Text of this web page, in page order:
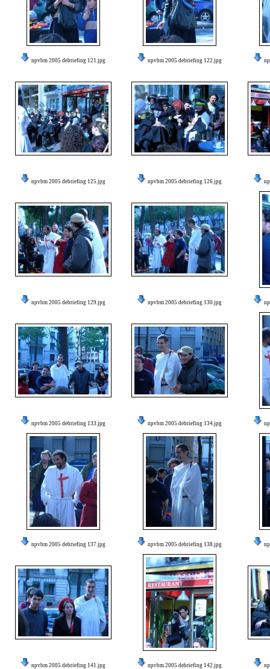
npvbm 2005 debriefing 121.jpg npvbm 2005 debriefing 122.jpg
npvbm 2005 debriefing 125.jpg npvbm 2005 debriefing 126.jpg
npvbm 2005 debriefing 129.jpg npvbm 2005 debriefing 130.jpg
npvbm 2005 debriefing 133.jpg npvbm 2005 debriefing 134.jpg
npvbm 2005 debriefing 137.jpg npvbm 2005 debriefing 138.jpg
npvbm 2005 debriefing 141.jpg npvbm 2005 debriefing 142.jpg